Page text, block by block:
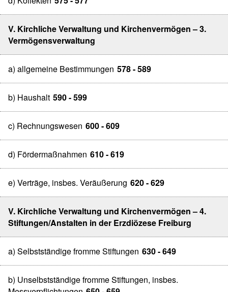
V. Kirchliche Verwaltung und Kirchenvermögen – 3.
Vermögensverwaltung
a) allgemeine Bestimmungen 578 - 589
b) Haushalt 590 - 599
c) Rechnungswesen 600 - 609
d) Fördermaßnahmen 610 - 619
e) Verträge, insbes. Veräußerung 620 - 629
V. Kirchliche Verwaltung und Kirchenvermögen – 4.
Stiftungen/Anstalten in der Erzdiözese Freiburg
a) Selbstständige fromme Stiftungen 630 - 649
b) Unselbstständige fromme Stiftungen, insbes.